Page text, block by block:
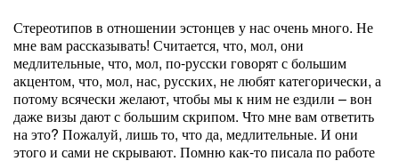
Стереотипов в отношении эстонцев у нас очень много. Не
мне вам рассказывать! Считается, что, мол, они
медлительные, что, мол, по-русски говорят с большим
акцентом, что, мол, нас, русских, не любят категорически, а
потому всячески желают, чтобы мы к ним не ездили – вон
даже визы дают с большим скрипом. Что мне вам ответить
на это? Пожалуй, лишь то, что да, медлительные. И они
этого и сами не скрывают. Помню как-то писала по работе